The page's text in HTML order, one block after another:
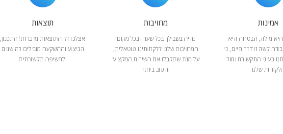
אמינות
היא מילה, הבטחה היא
קשה זו דרך חיים, כי
בעיני התקשורת ומול
שלנו
מחויבות
נהיה בשבילך בכל שעה ובכל מקום!
המחויבות שלנו ללקחותינו טוטאלית,
על מנת שתקבלו את השירות המקצועי
והטוב ביותר
תוצאות
אצלנו רק התוצאות מדברות! התכנון,
הביצוע וההשקעה מובילים להישגים
ולחשיפה תקשורתית